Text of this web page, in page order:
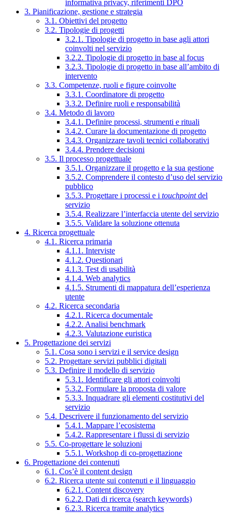
informativa privacy, riferimenti DPO
3. Pianificazione, gestione e strategia
3.1. Obiettivi del progetto
3.2. Tipologie di progetti
3.2.1. Tipologie di progetto in base agli attori
coinvolti nel servizio
3.2.2. Tipologie di progetto in base al focus
3.2.3. Tipologie di progetto in base all’ambito di
intervento
3.3. Competenze, ruoli e figure coinvolte
3.3.1. Coordinatore di progetto
3.3.2. Definire ruoli e responsabilità
3.4. Metodo di lavoro
3.4.1. Definire processi, strumenti e rituali
3.4.2. Curare la documentazione di progetto
3.4.3. Organizzare tavoli tecnici collaborativi
3.4.4. Prendere decisioni
3.5. Il processo progettuale
3.5.1. Organizzare il progetto e la sua gestione
3.5.2. Comprendere il contesto d’uso del servizio
pubblico
3.5.3. Progettare i processi e i touchpointdel
servizio
3.5.4. Realizzare l’interfaccia utente del servizio
3.5.5. Validare la soluzione ottenuta
4. Ricerca progettuale
4.1. Ricerca primaria
4.1.1. Interviste
4.1.2. Questionari
4.1.3. Test di usabilità
4.1.4. Web analytics
4.1.5. Strumenti di mappatura dell’esperienza
utente
4.2. Ricerca secondaria
4.2.1. Ricerca documentale
4.2.2. Analisi benchmark
4.2.3. Valutazione euristica
5. Progettazione dei servizi
5.1. Cosa sono i servizi e il service design
5.2. Progettare servizi pubblici digitali
5.3. Definire il modello di servizio
5.3.1. Identificare gli attori coinvolti
5.3.2. Formulare la proposta di valore
5.3.3. Inquadrare gli elementi costitutivi del
servizio
5.4. Descrivere il funzionamento del servizio
5.4.1. Mappare l’ecosistema
5.4.2. Rappresentare i flussi di servizio
5.5. Co-progettare le soluzioni
5.5.1. Workshop di co-progettazione
6. Progettazione dei contenuti
6.1. Cos’è il content design
6.2. Ricerca utente sui contenuti e il linguaggio
6.2.1. Content discovery
6.2.2. Dati di ricerca (search keywords)
6.2.3. Ricerca tramite analytics